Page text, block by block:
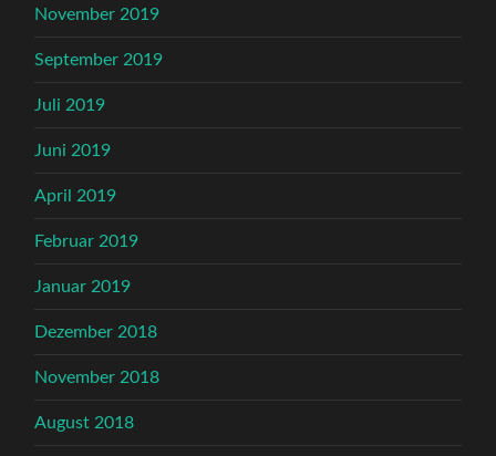
November 2019
September 2019
Juli 2019
Juni 2019
April 2019
Februar 2019
Januar 2019
Dezember 2018
November 2018
August 2018